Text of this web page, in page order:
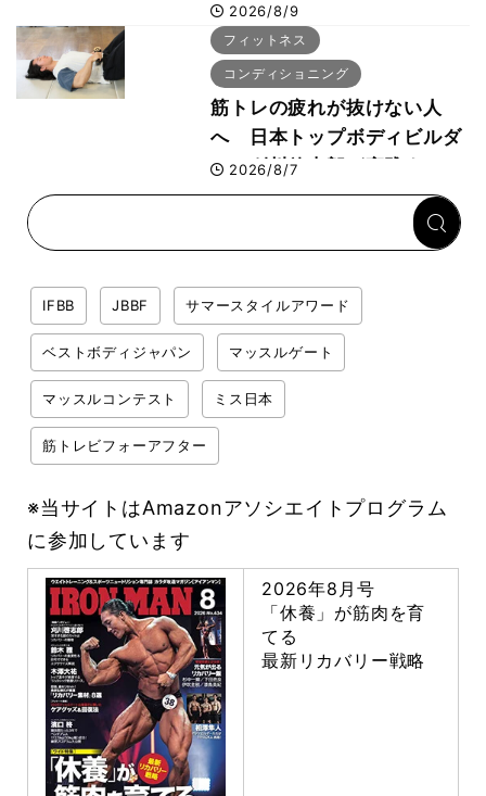
トレ6選】ボディビル世界王
者が解説！
2026/8/9
フィットネス
コンディショニング
筋トレの疲れが抜けない人
へ 日本トップボディビルダ
ー・刈川啓志郎が実践する
「回復習慣」
2026/8/7
IFBB JBBF サマースタイルアワード
ベストボディジャパン マッスルゲート
マッスルコンテスト ミス日本
筋トレビフォーアフター
※当サイトはAmazonアソシエイトプログラム
に参加しています
2026年8月号
「休養」が筋肉を育
てる
最新リカバリー戦略